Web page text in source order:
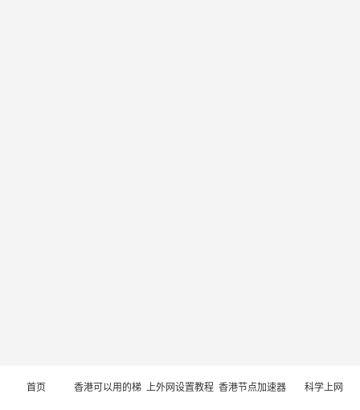
首页 香港可以用的梯 上外网设置教程 香港节点加速器 科学上网